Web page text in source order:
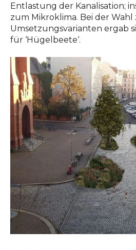
Entlastung der Kanalisation;
zum Mikroklima. Bei der Wahl
Umsetzungsvarianten ergab
für ‘Hügelbeete‘.